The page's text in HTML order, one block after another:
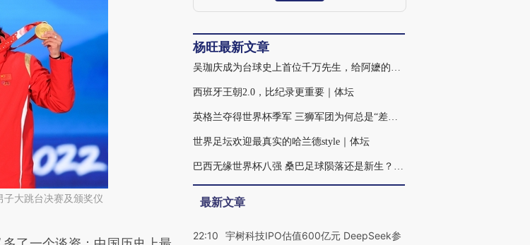
大跳台决赛及颁奖仪
杨旺最新文章
吴珈庆成为台球史上首位千万先生，给阿嬷的奖杯虽迟但到｜体坛
西班牙王朝2.0，比纪录更重要｜体坛
英格兰夺得世界杯季军 三狮军团为何总是“差一口气”？｜体坛
世界足坛欢迎最真实的哈兰德style｜体坛
巴西无缘世界杯八强 桑巴足球陨落还是新生？｜体坛
最新文章
22:10
宇树科技IPO估值600亿元 DeepSeek参